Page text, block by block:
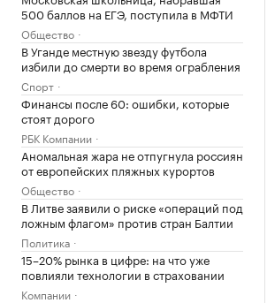
500 баллов на ЕГЭ, поступила в МФТИ
Общество
В Уганде местную звезду футбола
избили до смерти во время ограбления
Спорт
Финансы после 60: ошибки, которые
стоят дорого
РБК Компании
Аномальная жара не отпугнула россиян
от европейских пляжных курортов
Общество
В Литве заявили о риске «операций под
ложным флагом» против стран Балтии
Политика
15–20% рынка в цифре: на что уже
повлияли технологии в страховании
Компании